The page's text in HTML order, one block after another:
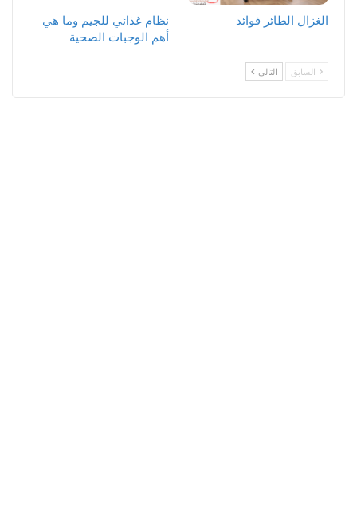
الغزال الطائر فوائد
نظام غذائي للجيم وما هي
أهم الوجبات الصحية
السابق التالي